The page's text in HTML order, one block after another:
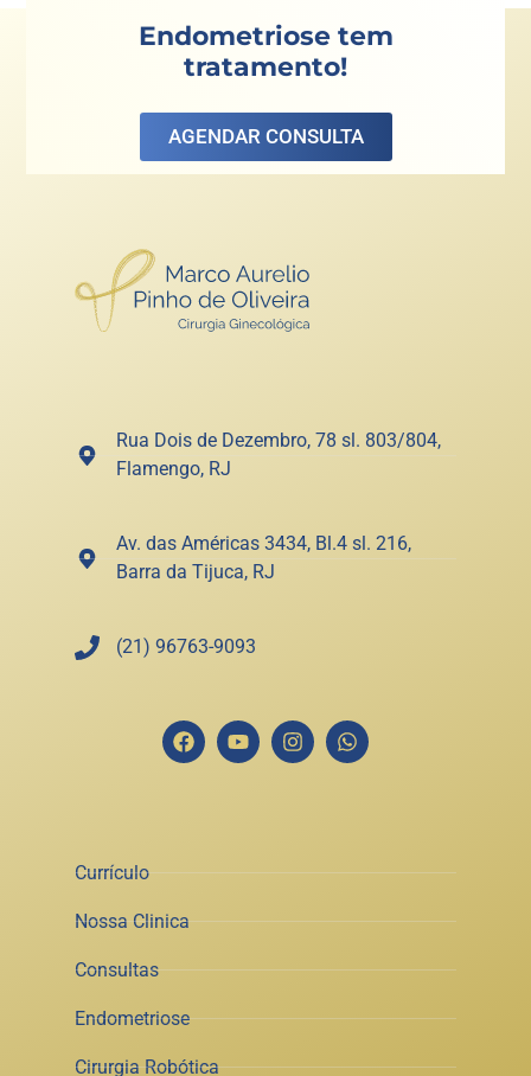
Endometriose tem
tratamento!
AGENDAR CONSULTA
Rua Dois de Dezembro, 78 sl. 803/804,
Flamengo, RJ
Av. das Américas 3434, Bl.4 sl. 216,
Barra da Tijuca, RJ
(21) 96763-9093
Currículo
Nossa Clinica
Consultas
Endometriose
Cirurgia Robótica